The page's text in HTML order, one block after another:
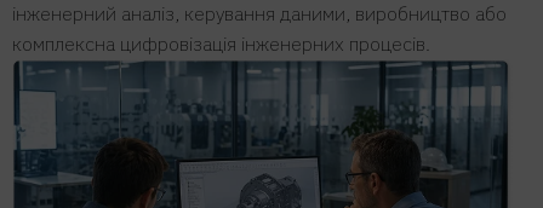
інженерний аналіз, керування даними, виробництво або
комплексна цифровізація інженерних процесів.